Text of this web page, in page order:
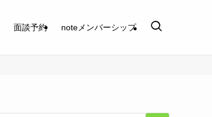
面談予約 noteメンバーシップ